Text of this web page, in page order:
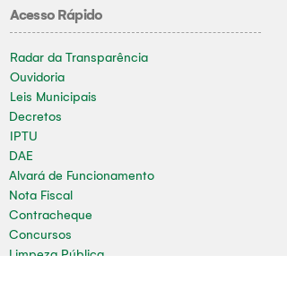
Acesso Rápido
Radar da Transparência
Ouvidoria
Leis Municipais
Decretos
IPTU
DAE
Alvará de Funcionamento
Nota Fiscal
Contracheque
Concursos
Limpeza Pública